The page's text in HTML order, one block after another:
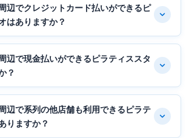
辺でクレジットカード払いができるピ
はありますか？
辺で現金払いができるピラティススタ
？
辺で系列の他店舗も利用できるピラテ
りますか？